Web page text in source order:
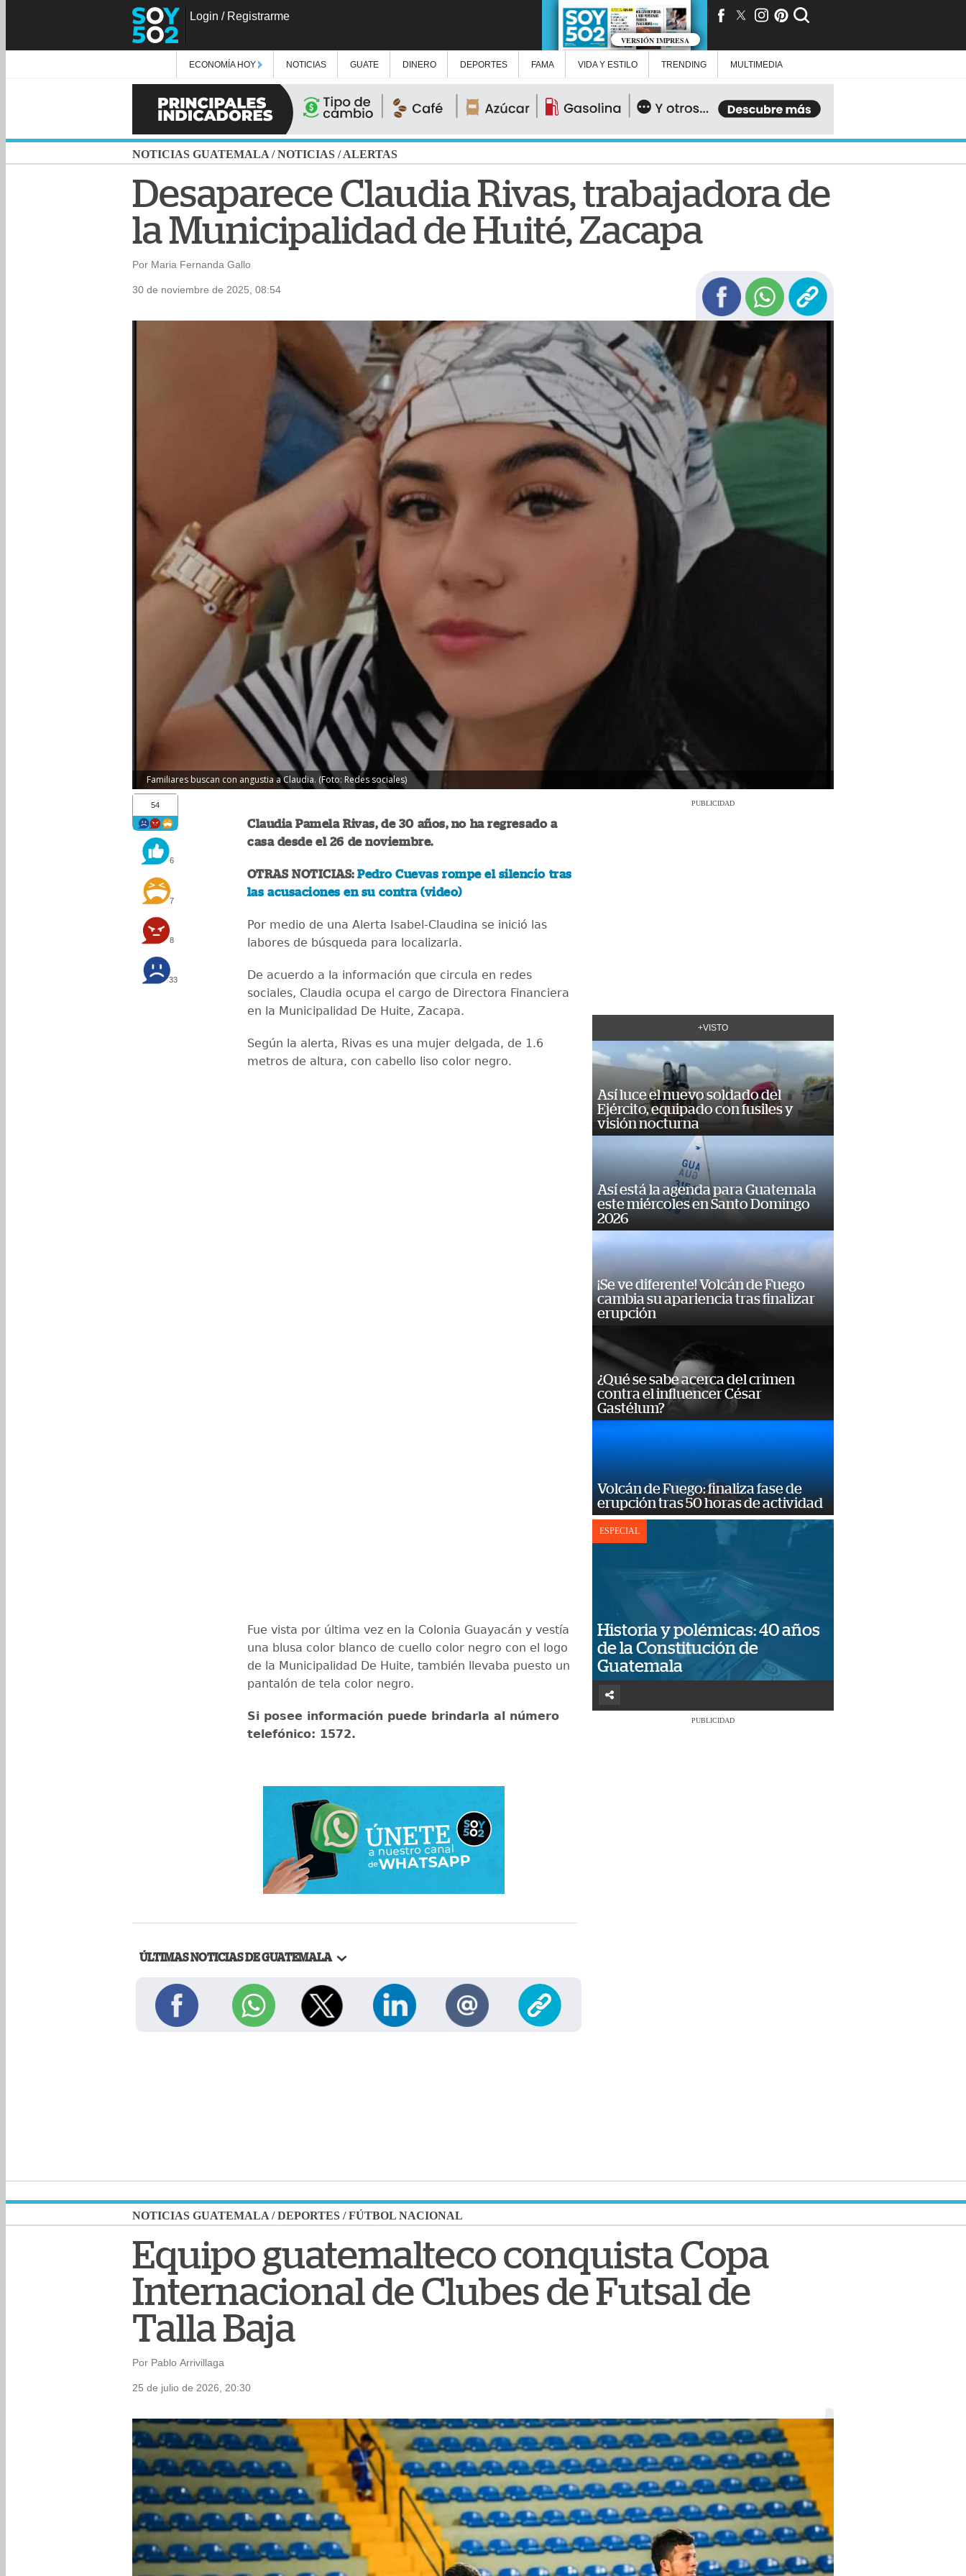
Login / Registrarme
VERSIÓN IMPRESA
ECONOMÍA HOY NOTICIAS GUATE DINERO DEPORTES FAMA VIDA Y ESTILO TRENDING MULTIMEDIA
NOTICIAS GUATEMALA /NOTICIAS /ALERTAS
Desaparece Claudia Rivas, trabajadora de
la Municipalidad de Huité, Zacapa
Por Maria Fernanda Gallo
30 de noviembre de 2025, 08:54
Familiares buscan con angustia a Claudia. (Foto: Redes sociales)
54
6
7
8
33
Claudia Pamela Rivas, de 30 años, no ha regresado a
casa desde el 26 de noviembre.
OTRAS NOTICIAS:Pedro Cuevas rompe el silencio tras
las acusaciones en su contra (video)
Por medio de una Alerta Isabel-Claudina se inició las
labores de búsqueda para localizarla.
De acuerdo a la información que circula en redes
sociales, Claudia ocupa el cargo de Directora Financiera
en la Municipalidad De Huite, Zacapa.
Según la alerta, Rivas es una mujer delgada, de 1.6
metros de altura, con cabello liso color negro.
Fue vista por última vez en la Colonia Guayacán y vestía
una blusa color blanco de cuello color negro con el logo
de la Municipalidad De Huite, también llevaba puesto un
pantalón de tela color negro.
Si posee información puede brindarla al número
telefónico: 1572.
ÚLTIMAS NOTICIAS DE GUATEMALA
PUBLICIDAD
+VISTO
Así luce el nuevo soldado del
Ejército, equipado con fusiles y
visión nocturna
Así está la agenda para Guatemala
este miércoles en Santo Domingo
2026
¡Se ve diferente! Volcán de Fuego
cambia su apariencia tras finalizar
erupción
¿Qué se sabe acerca del crimen
contra el influencer César
Gastélum?
Volcán de Fuego: finaliza fase de
erupción tras 50 horas de actividad
ESPECIAL
Historia y polémicas: 40 años
de la Constitución de
Guatemala
PUBLICIDAD
NOTICIAS GUATEMALA /DEPORTES /FÚTBOL NACIONAL
Equipo guatemalteco conquista Copa
Internacional de Clubes de Futsal de
Talla Baja
Por Pablo Arrivillaga
25 de julio de 2026, 20:30